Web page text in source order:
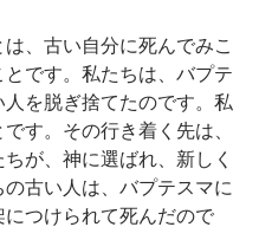
、古い自分に死んでみこ
です。私たちは、バプテ
を脱ぎ捨てたのです。私
す。その行き着く先は、
が、神に選ばれ、新しく
古い人は、バプテスマに
つけられて死んだので